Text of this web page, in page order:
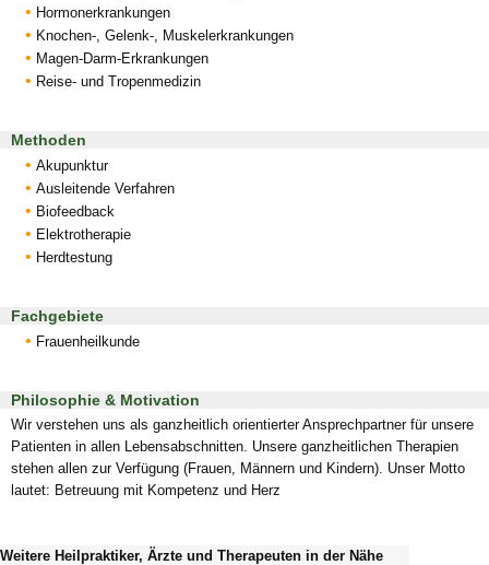
Skonietzki (Praxisbestand seit 1974)
Hormonerkrankungen
Knochen-, Gelenk-, Muskelerkrankungen
Magen-Darm-Erkrankungen
Reise- und Tropenmedizin
Methoden
Akupunktur
Ausleitende Verfahren
Biofeedback
Elektrotherapie
Herdtestung
Fachgebiete
Frauenheilkunde
Philosophie & Motivation
Wir verstehen uns als ganzheitlich orientierter Ansprechpartner für unsere
Patienten in allen Lebensabschnitten. Unsere ganzheitlichen Therapien
stehen allen zur Verfügung (Frauen, Männern und Kindern). Unser Motto
lautet: Betreuung mit Kompetenz und Herz
Weitere Heilpraktiker, Ärzte und Therapeuten in der Nähe